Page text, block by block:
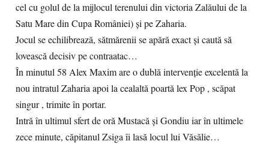
cel cu golul de la mijlocul terenului din victoria Zalăului de la
Satu Mare din Cupa României) și pe Zaharia.
Jocul se echilibrează, sătmărenii se apără exact și caută să
lovească decisiv pe contraatac…
În minutul 58 Alex Maxim are o dublă intervenție excelentă la
nou intratul Zaharia apoi la cealaltă poartă lex Pop , scăpat
singur , trimite în portar.
Intră în ultimul sfert de oră Mustacă și Gondiu iar în ultimele
zece minute, căpitanul Zsiga îi lasă locul lui Văsălie…